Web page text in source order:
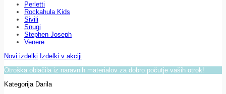
Perletti
Rockahula Kids
Sivili
Snugi
Stephen Joseph
Venere
Novi izdelki Izdelki v akciji
Otroška oblačila iz naravnih materialov za dobro počutje vaših otrok!
Kategorija Darila